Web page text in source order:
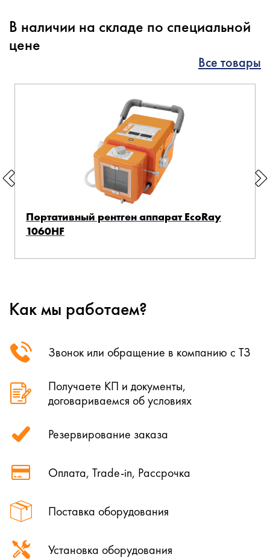
В наличии на складе по специальной
цене
Все товары
Портативный рентген аппарат EcoRay
1060HF
Как мы работаем?
Звонок или обращение в компанию с ТЗ
Поставка оборудования
Получаете КП и документы,
договариваемся об условиях
Установка оборудования
Резервирование заказа
Оплата, Trade-in, Рассрочка